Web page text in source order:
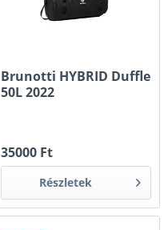
Brunotti HYBRID Duffle
50L 2022
35000 Ft
Részletek